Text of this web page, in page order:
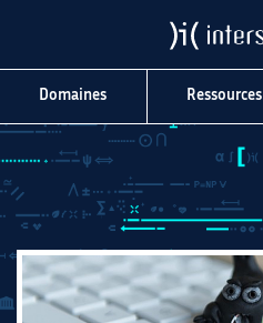
Domaines Ressources